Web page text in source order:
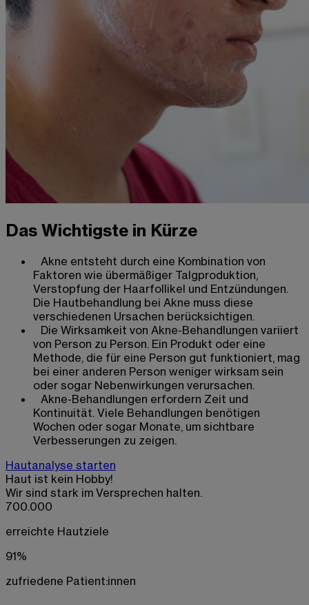
Das Wichtigste in Kürze
Akne entsteht durch eine Kombination von
Faktoren wie übermäßiger Talgproduktion,
Verstopfung der Haarfollikel und Entzündungen.
Die Hautbehandlung bei Akne muss diese
verschiedenen Ursachen berücksichtigen.
Die Wirksamkeit von Akne-Behandlungen variiert
von Person zu Person. Ein Produkt oder eine
Methode, die für eine Person gut funktioniert, mag
bei einer anderen Person weniger wirksam sein
oder sogar Nebenwirkungen verursachen.
Akne-Behandlungen erfordern Zeit und
Kontinuität. Viele Behandlungen benötigen
Wochen oder sogar Monate, um sichtbare
Verbesserungen zu zeigen.
Hautanalyse starten
Haut ist kein Hobby!
Wir sind stark im Versprechen halten.
700.000
erreichte Hautziele
91%
zufriedene Patient:innen